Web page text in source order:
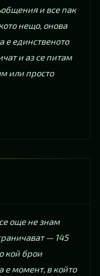
и все пак
нещо, онова
е единственото
и аз се питам
или просто
още не знам
— 145
кой брои
момент, в който